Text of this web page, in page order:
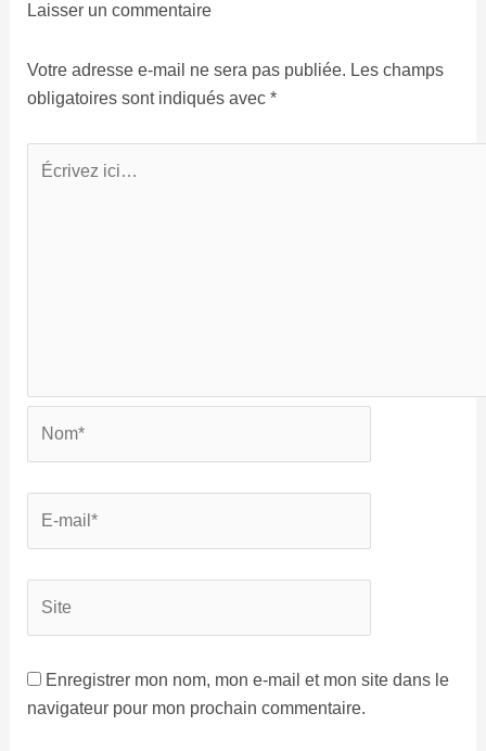
Laisser un commentaire
Votre adresse e-mail ne sera pas publiée. Les champs
obligatoires sont indiqués avec *
Enregistrer mon nom, mon e-mail et mon site dans le
navigateur pour mon prochain commentaire.